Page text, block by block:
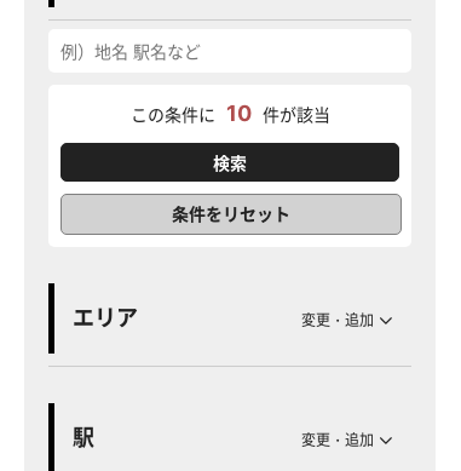
この条件に 10 件が該当
条件をリセット
エリア 変更・追加
駅 変更・追加